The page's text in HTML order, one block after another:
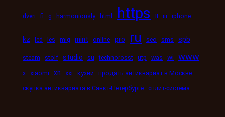
dveri fi g harmoniously html https ii iii iphone
kz led les mig mint online pro ru seo sms spb
steam stolf studio su technorosst utp was wi www
x xiaomi xn xxi кухни
продать антиквариат в Москве
скупка антиквариата в Санкт-Петербурге сплит-система